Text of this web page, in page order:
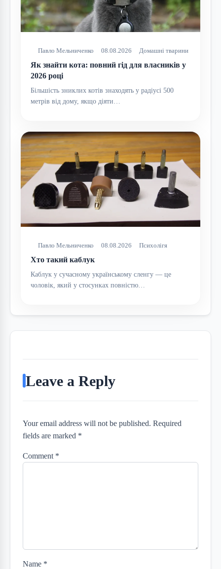
Павло Мельниченко 08.08.2026 Домашні тварини
Як знайти кота: повний гід для власників у
2026 році
Більшість зниклих котів знаходять у радіусі 500
метрів від дому, якщо діяти…
Павло Мельниченко 08.08.2026 Психолігя
Хто такий каблук
Каблук у сучасному українському сленгу — це
чоловік, який у стосунках повністю…
Leave a Reply
Your email address will not be published. Required
fields are marked *
Comment *
Name *